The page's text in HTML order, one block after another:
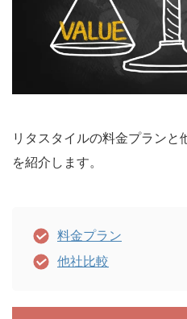
リタスタイルの料金プランと
を紹介します。
料金プラン
他社比較